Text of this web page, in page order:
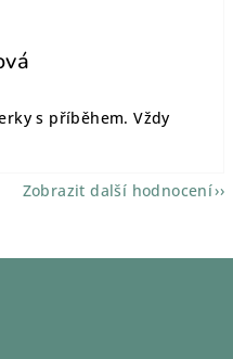
je 5 z 5 hvězdiček.
s příběhem. Vždy
Zobrazit další hodnocení